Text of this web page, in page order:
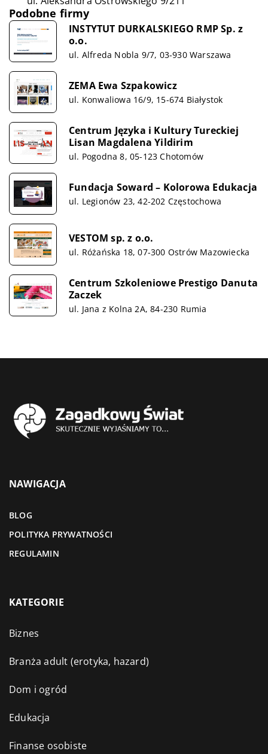
Podobne firmy
INSTYTUT DURKALSKIEGO RMP Sp. z
o.o.
ul. Alfreda Nobla 9/7, 03-930 Warszawa
ZEMA Ewa Szpakowicz
ul. Konwaliowa 16/9, 15-674 Białystok
Centrum Języka i Kultury Tureckiej
Lisan Magdalena Yildirim
ul. Pogodna 8, 05-123 Chotomów
Fundacja Soward – Kolorowa Edukacja
ul. Legionów 23, 42-202 Częstochowa
VESTOM sp. z o.o.
ul. Różańska 18, 07-300 Ostrów Mazowiecka
Centrum Szkoleniowe Prestigo Danuta
Zaczek
ul. Jana z Kolna 2A, 84-230 Rumia
NAWIGACJA
BLOG
POLITYKA PRYWATNOŚCI
REGULAMIN
KATEGORIE
Biznes
Branża adult (erotyka, hazard)
Dom i ogród
Edukacja
Finanse osobiste